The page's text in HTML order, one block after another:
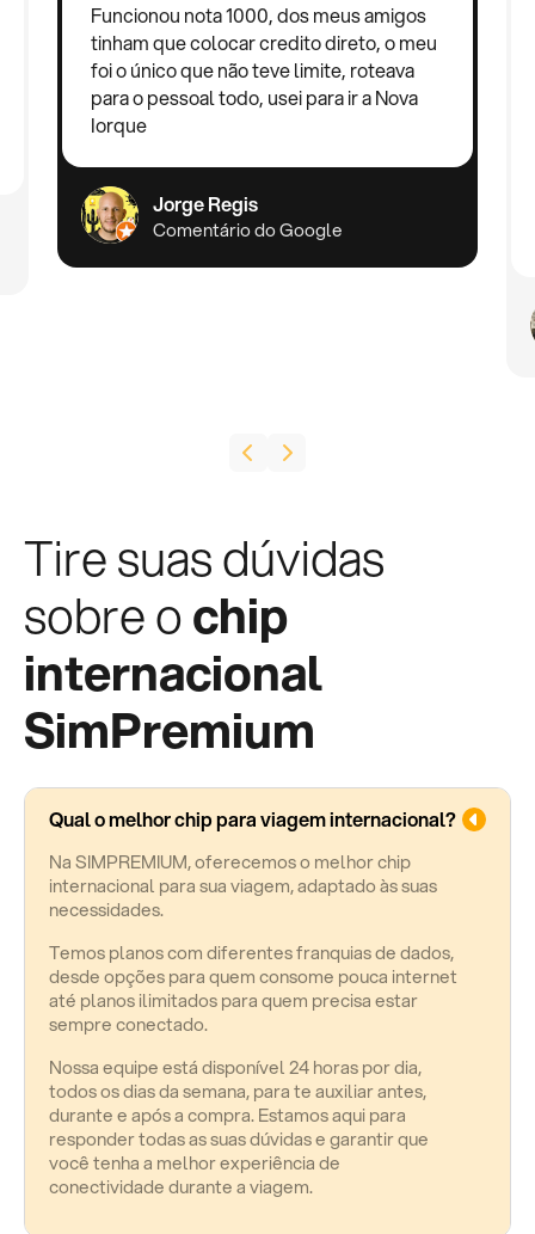
Funcionou nota 1000, dos meus amigos
tinham que colocar credito direto, o meu
foi o único que não teve limite, roteava
para o pessoal todo, usei para ir a Nova
Iorque
Jorge Regis
Comentário do Google
Tire suas dúvidas
sobre ochip
internacional
SimPremium
Qual o melhor chip para viagem internacional?
Na SIMPREMIUM, oferecemos o melhor chip
internacional para sua viagem, adaptado às suas
necessidades.
Temos planos com diferentes franquias de dados,
desde opções para quem consome pouca internet
até planos ilimitados para quem precisa estar
sempre conectado.
Nossa equipe está disponível 24 horas por dia,
todos os dias da semana, para te auxiliar antes,
durante e após a compra. Estamos aqui para
responder todas as suas dúvidas e garantir que
você tenha a melhor experiência de
conectividade durante a viagem.